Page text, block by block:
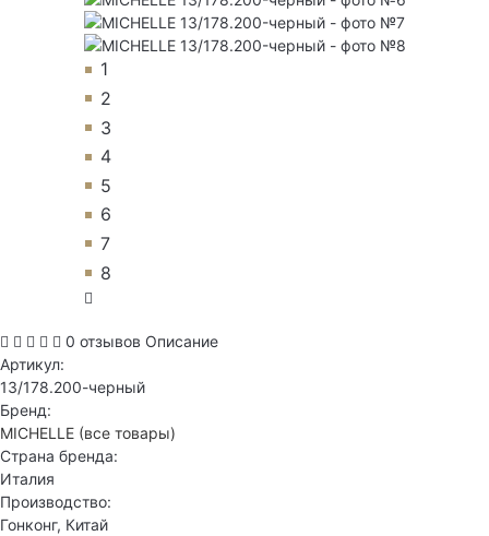
1
2
3
4
5
6
7
8
0 отзывов Описание
Артикул:
13/178.200-черный
Бренд:
MICHELLE (все товары)
Страна бренда:
Италия
Производство:
Гонконг, Китай